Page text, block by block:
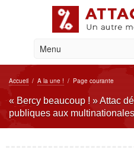
Accueil / A la une ! / Page courante
« Bercy beaucoup ! » Attac
publiques aux multinationales